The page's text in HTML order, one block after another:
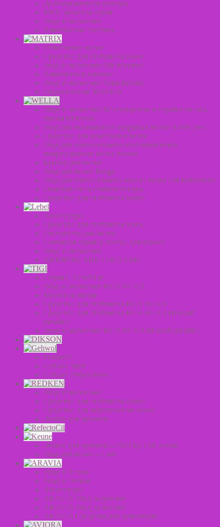
Долговременная укладка
MEN мужская серия
Уход за волосами
Химические составы
Осветление волос
Средства для стайлинга волос
Уход за волосами Oil Wonders
Химическая завивка
Уход за волосами Total Results
Окрашивание MATRIX
Уход за волосами без сульфатов и парабенов эко-
линия Elements
Уход для вьющихся и кудрявых волос NutriCurls
Средства для осветления волос
Уход для интенсивного восстановления
поврежденных волос Fusion
Краски для волос
Уход для волос Invigo
Уход для интенсивного блеска волос Oil Reflections
Окислители и стабилизаторы
Средства для стайлинга волос
Аксессуары
Средства для стайлинга волос
Оксиданты для волос
Салонная серия (Счастье для волос)
Уход за волосами
ХИМИЧЕСКИЕ СОСТАВЫ
Серия CATWALK
Уход за волосами BED HEAD
Мужская линия
Средства для стайлинга BED HEAD
Средства для стайлинга BED HEAD (Новый
дизайн)
Уход за волосами BED HEAD (Новый дизайн)
Fusskraft
Gehwol Med
Gehwol Preparations
Уход за волосами
Средства для стайлинга волос
Средства для окрашивание волос
Линия для мужчин
Линия для мужчин – 1922 by J.M. Keune
Уход для волос – Сare
Уход за телом
Уход за лицом
Аксессуары
ARAVIA Уход за руками
ARAVIA Уход за ногами
ARAVIA Средства для депиляции